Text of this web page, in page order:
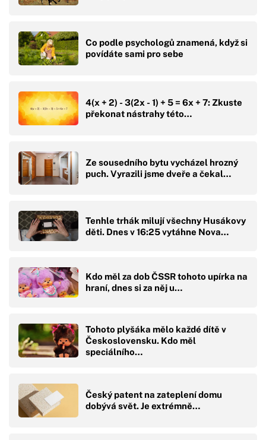
Co podle psychologů znamená, když si
povídáte sami pro sebe
4(x + 2) - 3(2x - 1) + 5 = 6x + 7: Zkuste
překonat nástrahy této…
Ze sousedního bytu vycházel hrozný
puch. Vyrazili jsme dveře a čekal…
Tenhle trhák milují všechny Husákovy
děti. Dnes v 16:25 vytáhne Nova…
Kdo měl za dob ČSSR tohoto upírka na
hraní, dnes si za něj u…
Tohoto plyšáka mělo každé dítě v
Československu. Kdo měl
speciálního…
Český patent na zateplení domu
dobývá svět. Je extrémně…